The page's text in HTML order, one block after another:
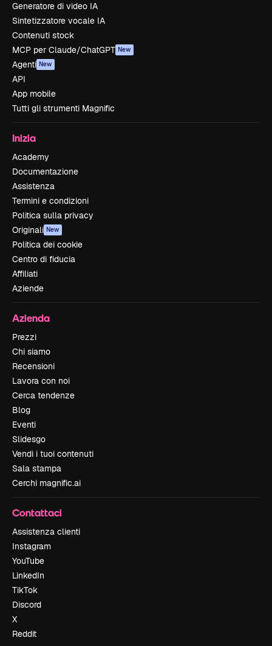
Generatore di video IA
Sintetizzatore vocale IA
Contenuti stock
MCP per Claude/ChatGPT New
Agenti New
API
App mobile
Tutti gli strumenti Magnific
Inizia
Academy
Documentazione
Assistenza
Termini e condizioni
Politica sulla privacy
Originali New
Politica dei cookie
Centro di fiducia
Affiliati
Aziende
Azienda
Prezzi
Chi siamo
Recensioni
Lavora con noi
Cerca tendenze
Blog
Eventi
Slidesgo
Vendi i tuoi contenuti
Sala stampa
Cerchi magnific.ai
Contattaci
Assistenza clienti
Instagram
YouTube
LinkedIn
TikTok
Discord
X
Reddit